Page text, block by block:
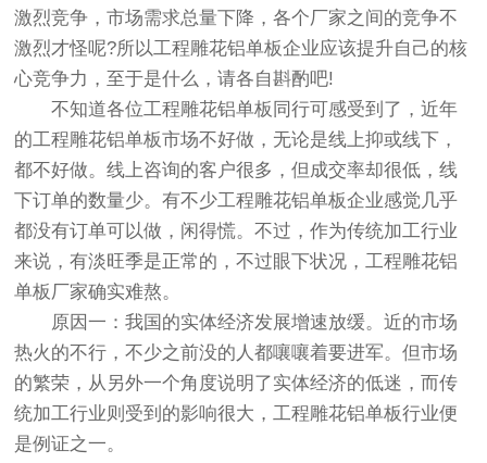
激烈竞争，市场需求总量下降，各个厂家之间的竞争不
激烈才怪呢?所以工程雕花铝单板企业应该提升自己的核
心竞争力，至于是什么，请各自斟酌吧!
不知道各位工程雕花铝单板同行可感受到了，近年
的工程雕花铝单板市场不好做，无论是线上抑或线下，
都不好做。线上咨询的客户很多，但成交率却很低，线
下订单的数量少。有不少工程雕花铝单板企业感觉几乎
都没有订单可以做，闲得慌。不过，作为传统加工行业
来说，有淡旺季是正常的，不过眼下状况，工程雕花铝
单板厂家确实难熬。
原因一：我国的实体经济发展增速放缓。近的市场
热火的不行，不少之前没的人都嚷嚷着要进军。但市场
的繁荣，从另外一个角度说明了实体经济的低迷，而传
统加工行业则受到的影响很大，工程雕花铝单板行业便
是例证之一。